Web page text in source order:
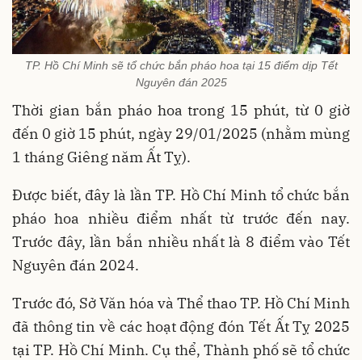
TP. Hồ Chí Minh sẽ tổ chức bắn pháo hoa tại 15 điểm dịp Tết
Nguyên đán 2025
Thời gian bắn pháo hoa trong 15 phút, từ 0 giờ
đến 0 giờ 15 phút, ngày 29/01/2025 (nhằm mùng
1 tháng Giêng năm Ất Tỵ).
Được biết, đây là lần TP. Hồ Chí Minh tổ chức bắn
pháo hoa nhiều điểm nhất từ trước đến nay.
Trước đây, lần bắn nhiều nhất là 8 điểm vào Tết
Nguyên đán 2024.
Trước đó, Sở Văn hóa và Thể thao TP. Hồ Chí Minh
đã thông tin về các hoạt động đón Tết Ất Tỵ 2025
tại TP. Hồ Chí Minh. Cụ thể, Thành phố sẽ tổ chức